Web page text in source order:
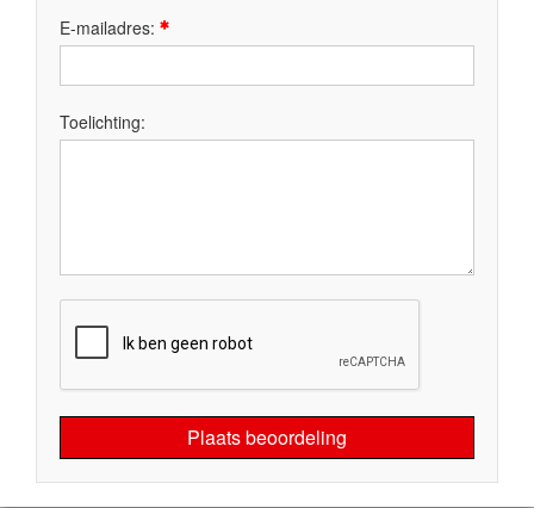
E-mailadres:
Toelichting:
Plaats beoordeling